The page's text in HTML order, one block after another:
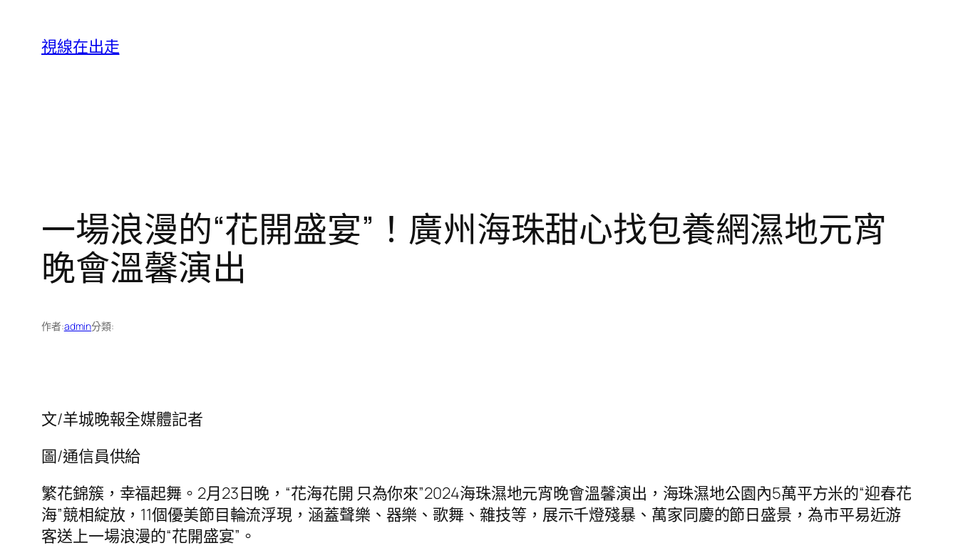
視線在出走
一場浪漫的“花開盛宴”！廣州海珠甜心找包養網濕地元宵
晚會溫馨演出
作者:admin分類:
文/羊城晚報全媒體記者
圖/通信員供給
繁花錦簇，幸福起舞。2月23日晚，“花海花開 只為你來”2024海珠濕地元宵晚會溫馨演出，海珠濕地公園內5萬平方米的“迎春花
海”競相綻放，11個優美節目輪流浮現，涵蓋聲樂、器樂、歌舞、雜技等，展示千燈殘暴、萬家同慶的節日盛景，為市平易近游
客送上一場浪漫的“花開盛宴”。